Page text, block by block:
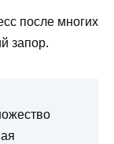
после многих
запор.